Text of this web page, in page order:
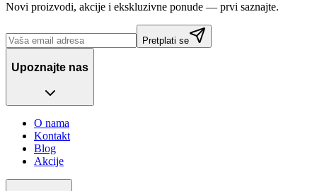
Novi proizvodi, akcije i ekskluzivne ponude — prvi saznajte.
Pretplati se
Upoznajte nas
O nama
Kontakt
Blog
Akcije